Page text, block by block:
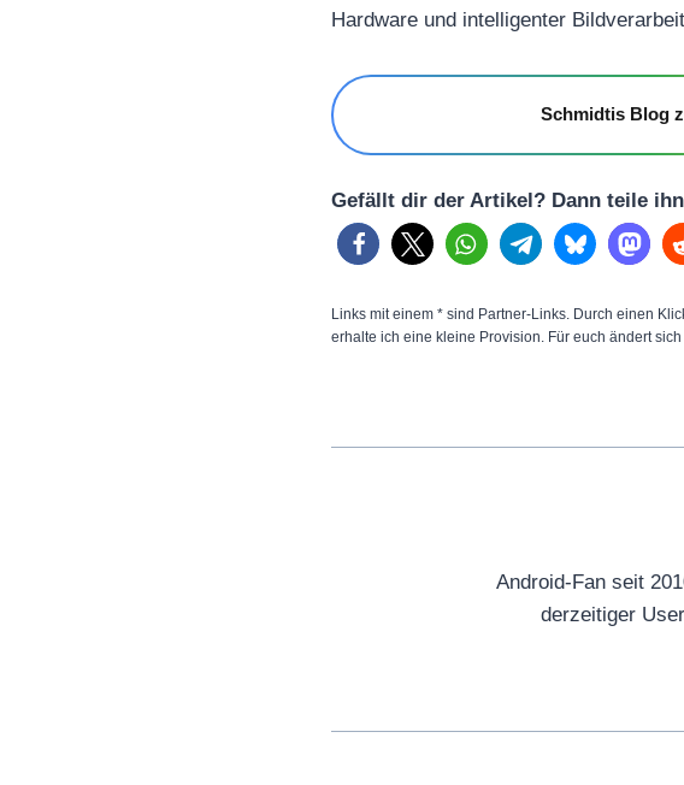
Hardware und intelligenter
Schmidtis Blog
Gefällt dir der Artikel? Dann teile
Links mit einem * sind Partner-Links. Durch einen
erhalte ich eine kleine Provision. Für euch ändert
Android-Fan seit
derzeitiger